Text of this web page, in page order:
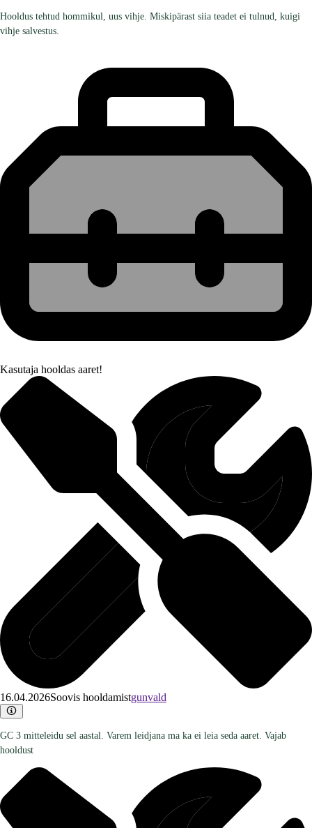
Hooldus tehtud hommikul, uus vihje. Miskipärast siia teadet ei tulnud, kuigi
vihje salvestus.
Kasutaja hooldas aaret!
16.04.2026Soovis hooldamistgunvald
GC 3 mitteleidu sel aastal. Varem leidjana ma ka ei leia seda aaret. Vajab
hooldust